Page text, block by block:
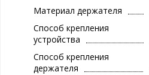
Материал держателя
Способ крепления
устройства
Способ крепления
держателя